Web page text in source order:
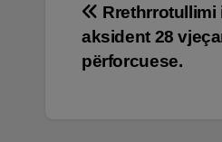
Lëvizje
te
Rrethrrotullimi
aksident 28
përforcuese.